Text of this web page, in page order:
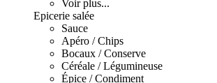
Voir plus...
Epicerie salée
Sauce
Apéro / Chips
Bocaux / Conserve
Céréale / Légumineuse
Épice / Condiment